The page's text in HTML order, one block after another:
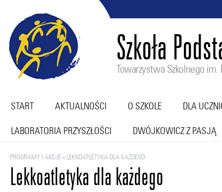
Szkoła
Towarzystwa Szkolnego im.
START AKTUALNOŚCI O SZKOLE DLA
LABORATORIA PRZYSZŁOŚCI DWÓJKOWICZ Z PASJĄ
Lekkoatletyka dla każdego
PROGRAMY I AKCJE» LEKKOATLETYKA DLA KAŻDEGO